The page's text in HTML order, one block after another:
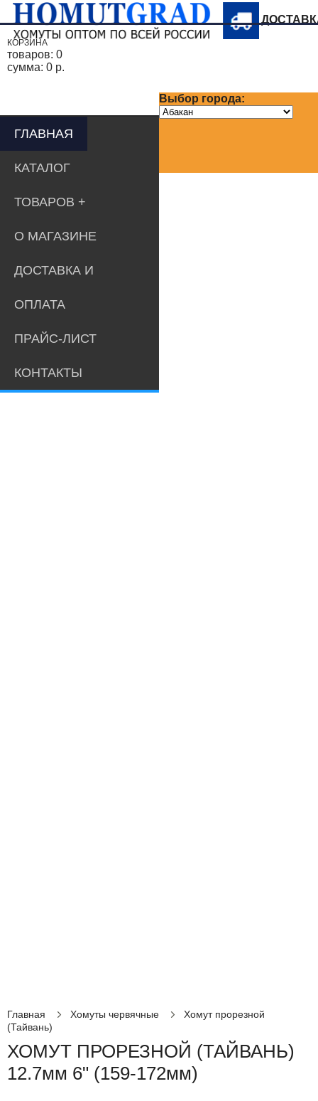
Выбор города:
КОРЗИНА
товаров: 0
сумма: 0 р.
ГЛАВНАЯ
КАТАЛОГ
ТОВАРОВ
О МАГАЗИНЕ
ДОСТАВКА И
ОПЛАТА
ПРАЙС-ЛИСТ
КОНТАКТЫ
Главная Хомуты червячные
Хомут прорезной
(Тайвань)
ХОМУТ ПРОРЕЗНОЙ (ТАЙВАНЬ)
12.7мм 6" (159-172мм)